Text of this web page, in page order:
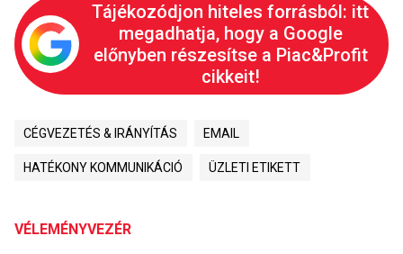
Tájékozódjon hiteles forrásból: itt
megadhatja, hogy a Google
előnyben részesítse a Piac&Profit
cikkeit!
CÉGVEZETÉS & IRÁNYÍTÁS EMAIL
HATÉKONY KOMMUNIKÁCIÓ ÜZLETI ETIKETT
VÉLEMÉNYVEZÉR